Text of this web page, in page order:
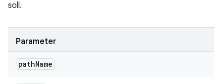
soll.
Parameter
pathName